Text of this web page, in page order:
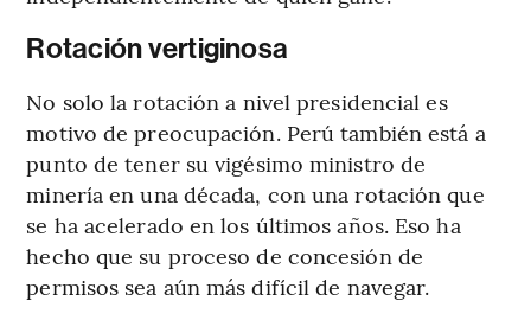
Rotación vertiginosa
No solo la rotación a nivel presidencial es
motivo de preocupación. Perú también está a
punto de tener su vigésimo ministro de
minería en una década, con una rotación que
se ha acelerado en los últimos años. Eso ha
hecho que su proceso de concesión de
permisos sea aún más difícil de navegar.